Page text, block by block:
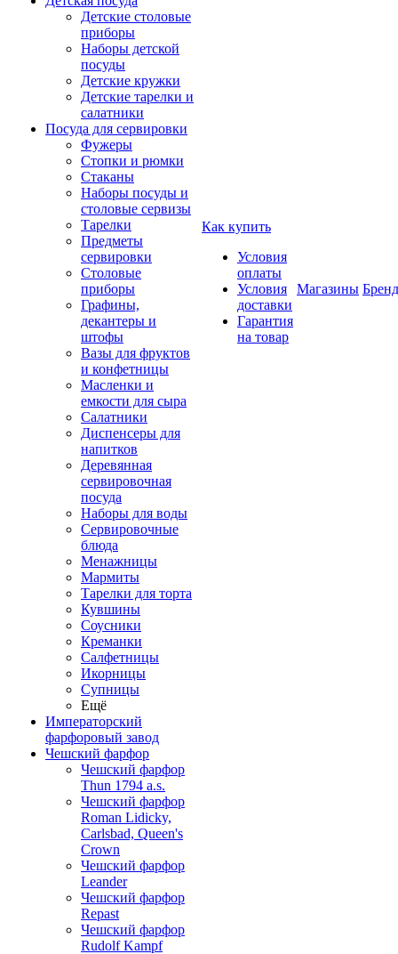
Детские столовые
приборы
Наборы детской
посуды
Детские кружки
Детские тарелки и
салатники
Посуда для сервировки
Фужеры
Стопки и рюмки
Стаканы
Наборы посуды и
столовые сервизы
Тарелки
Предметы
сервировки
Столовые
приборы
Графины,
декантеры и
штофы
Вазы для фруктов
и конфетницы
Масленки и
емкости для сыра
Салатники
Диспенсеры для
напитков
Деревянная
сервировочная
посуда
Наборы для воды
Сервировочные
блюда
Менажницы
Мармиты
Тарелки для торта
Кувшины
Соусники
Креманки
Салфетницы
Икорницы
Супницы
Ещё
Императорский
фарфоровый завод
Чешский фарфор
Чешский фарфор
Thun 1794 a.s.
Чешский фарфор
Roman Lidicky,
Carlsbad, Queen's
Crown
Чешский фарфор
Leander
Чешский фарфор
Repast
Чешский фарфор
Rudolf Kampf
Как купить
Условия
оплаты
Условия
доставки
Гарантия
на товар
Магазины